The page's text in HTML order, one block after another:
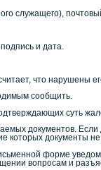
служащего),
и дата.
что нарушены
сообщить.
суть
документов.
которых документы не
форме
вопросам и